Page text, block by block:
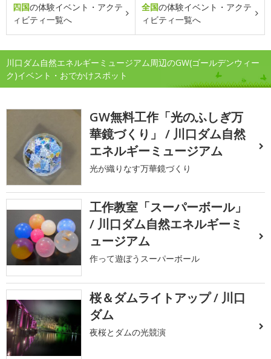
四国の体験イベント・アクテ
ィビティ一覧へ
全国の体験イベント・アクテ
ィビティ一覧へ
川口ダム自然エネルギーミュージアム周辺のGW(ゴールデンウィー
ク)イベント・おでかけスポット
GW無料工作「光のふしぎ万
華鏡づくり」 / 川口ダム自然
エネルギーミュージアム
光が織りなす万華鏡づくり
工作教室「スーパーボール」
/ 川口ダム自然エネルギーミ
ュージアム
作って遊ぼうスーパーボール
桜＆ダムライトアップ / 川口
ダム
夜桜とダムの光競演